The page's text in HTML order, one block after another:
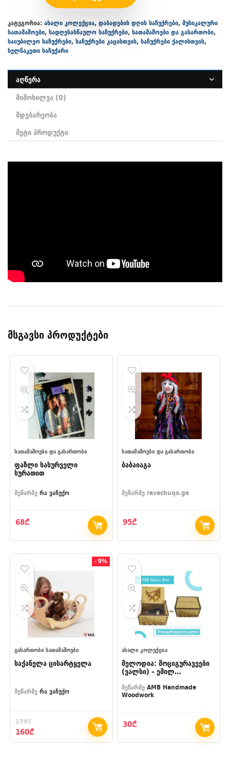
კატეგორია: ახალი კოლექცია, დაბადების დღის საჩუქრები, მუსიკალური
სათამაშოები, სადღესასწაულო საჩუქრები, სათამაშოები და გასართობი,
საიუბილეო საჩუქრები, საჩუქრები კაცისთვის, საჩუქრები ქალისთვის,
ხელნაკეთი საჩუქარი
აღწერა
მიმოხილვა (0)
მდებარეობა
მეტი პროდუქტი
მსგავსი პროდუქტები
ᲡᲐᲗᲐᲛᲐᲨᲝᲔᲑᲘ ᲓᲐ ᲒᲐᲡᲐᲠᲗᲝᲑᲘ
ფაზლი სასურველი
სურათით
მეწარმე რა ვაჩუქო
68₾
ᲡᲐᲗᲐᲛᲐᲨᲝᲔᲑᲘ ᲓᲐ ᲒᲐᲡᲐᲠᲗᲝᲑᲘ
ბაბაიაგა
მეწარმე ravachuqo.ge
95₾
- 9%
ᲒᲐᲡᲐᲠᲗᲝᲑᲘ ᲡᲐᲗᲐᲛᲐᲨᲝᲔᲑᲘ
საქანელა ცისარტყელა
მეწარმე რა ვაჩუქო
175₾
Original
price
160₾Current
price
ᲐᲮᲐᲚᲘ ᲙᲝᲚᲔᲥᲪᲘᲐ
მელოდია: მოციგურავეები
(ვალსი) – ემილ
Skaters – Les Patineurs
(waltz) – Émile
მეწარმე AMB Handmade
Woodwork
30₾